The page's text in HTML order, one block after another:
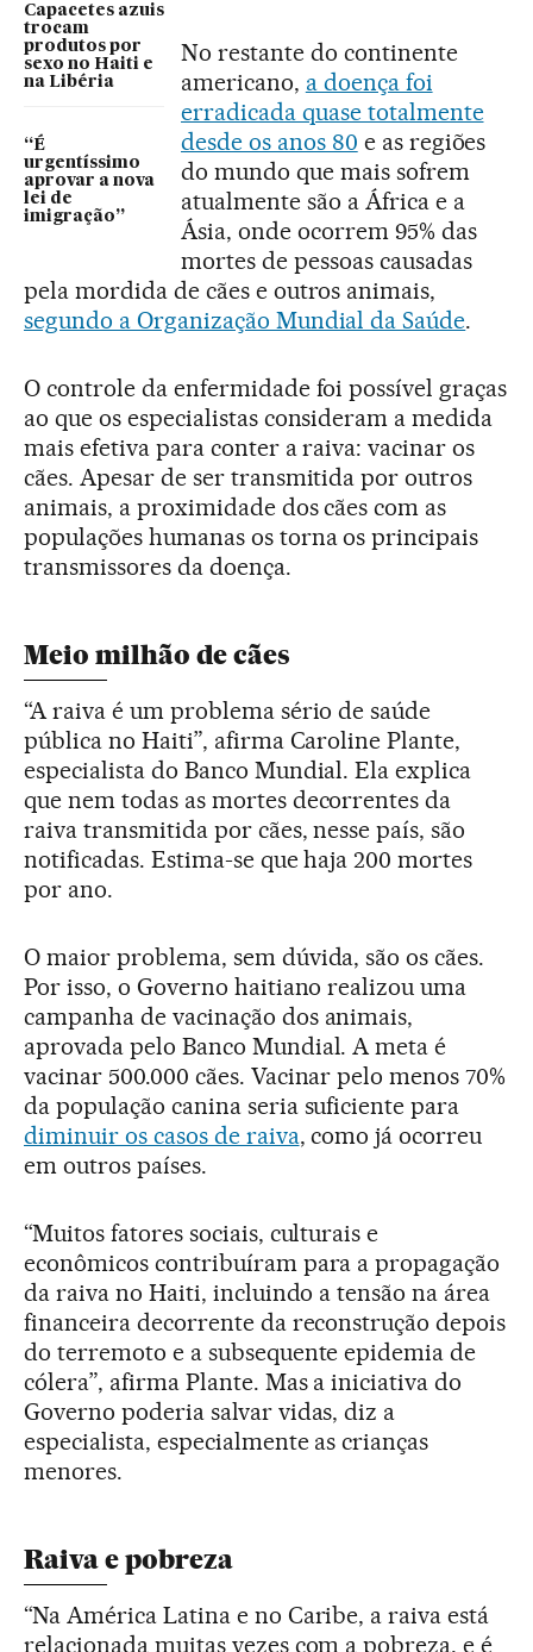
Capacetes azuis
trocam
produtos por
sexo no Haiti e
na Libéria
“É
urgentíssimo
aprovar a nova
lei de
imigração”
No restante do continente
americano, a doença foi
erradicada quase totalmente
desde os anos 80 e as regiões
do mundo que mais sofrem
atualmente são a África e a
Ásia, onde ocorrem 95% das
mortes de pessoas causadas
pela mordida de cães e outros animais,
segundo a Organização Mundial da Saúde.
O controle da enfermidade foi possível graças
ao que os especialistas consideram a medida
mais efetiva para conter a raiva: vacinar os
cães. Apesar de ser transmitida por outros
animais, a proximidade dos cães com as
populações humanas os torna os principais
transmissores da doença.
Meio milhão de cães
“A raiva é um problema sério de saúde
pública no Haiti”, afirma Caroline Plante,
especialista do Banco Mundial. Ela explica
que nem todas as mortes decorrentes da
raiva transmitida por cães, nesse país, são
notificadas. Estima-se que haja 200 mortes
por ano.
O maior problema, sem dúvida, são os cães.
Por isso, o Governo haitiano realizou uma
campanha de vacinação dos animais,
aprovada pelo Banco Mundial. A meta é
vacinar 500.000 cães. Vacinar pelo menos 70%
da população canina seria suficiente para
diminuir os casos de raiva, como já ocorreu
em outros países.
“Muitos fatores sociais, culturais e
econômicos contribuíram para a propagação
da raiva no Haiti, incluindo a tensão na área
financeira decorrente da reconstrução depois
do terremoto e a subsequente epidemia de
cólera”, afirma Plante. Mas a iniciativa do
Governo poderia salvar vidas, diz a
especialista, especialmente as crianças
menores.
Raiva e pobreza
“Na América Latina e no Caribe, a raiva está
relacionada muitas vezes com a pobreza, e é